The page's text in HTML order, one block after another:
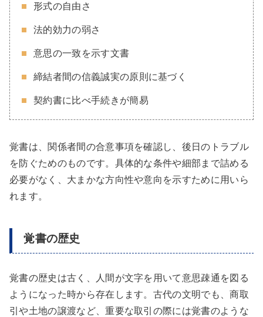
形式の自由さ
法的効力の弱さ
意思の一致を示す文書
締結者間の信義誠実の原則に基づく
契約書に比べ手続きが簡易
覚書は、関係者間の合意事項を確認し、後日のトラブル
を防ぐためのものです。具体的な条件や細部まで詰める
必要がなく、大まかな方向性や意向を示すために用いら
れます。
覚書の歴史
覚書の歴史は古く、人間が文字を用いて意思疎通を図る
ようになった時から存在します。古代の文明でも、商取
引や土地の譲渡など、重要な取引の際には覚書のような